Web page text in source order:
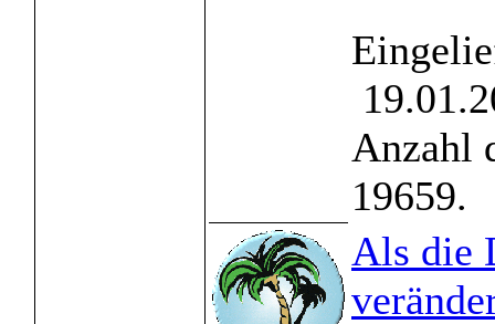
Anzahl
19659.
Als die